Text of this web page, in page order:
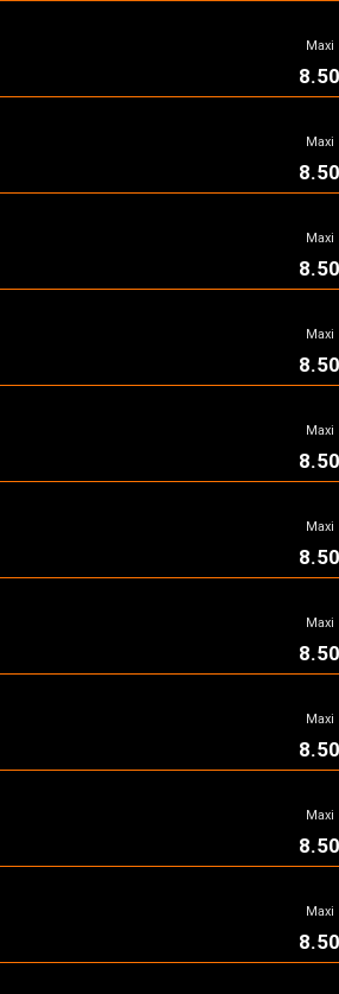
Maxi
8.50
Maxi
8.50
Maxi
8.50
Maxi
8.50
Maxi
8.50
Maxi
8.50
Maxi
8.50
Maxi
8.50
Maxi
8.50
Maxi
8.50